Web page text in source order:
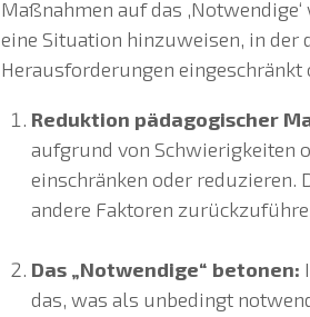
Maßnahmen auf das
eine Situation hinzuweisen, in der
Herausforderungen
Reduktion pädagogischer
aufgrund von Schwierigkeiten
einschränken oder reduzieren.
andere Faktoren
Das „Notwendige“ betonen:
das, was als unbedingt